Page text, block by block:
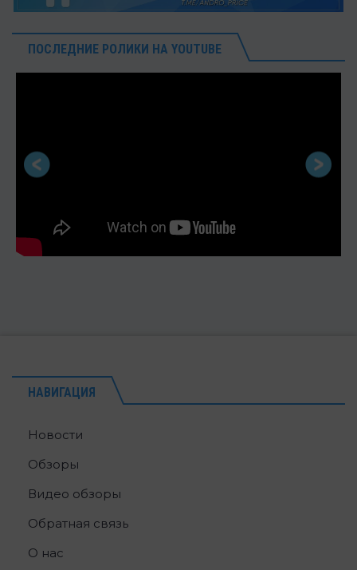
ПОСЛЕДНИЕ РОЛИКИ НА YOUTUBE
НАВИГАЦИЯ
Новости
Обзоры
Видео обзоры
Обратная связь
О нас